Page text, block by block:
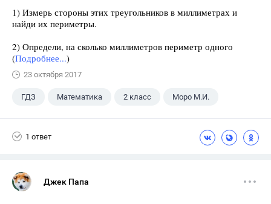
1) Измерь стороны этих треугольников в миллиметрах и
найди их периметры.
2) Определи, на сколько миллиметров периметр одного
(Подробнее...)
23 октября 2017
ГДЗ Математика 2 класс Моро М.И.
1 ответ
Джек Папа